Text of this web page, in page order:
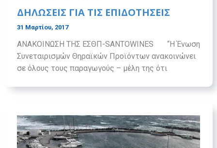
ΔΗΛΩΣΕΙΣ ΓΙΑ ΤΙΣ ΕΠΙΔΟΤΗΣΕΙΣ
31 Μαρτίου, 2017
ΑΝΑΚΟΙΝΩΣΗ ΤΗΣ ΕΣΘΠ-SANTOWINES “Η Ένωση
Συνεταιρισμών Θηραϊκών Προϊόντων ανακοινώνει
σε όλους τους παραγωγούς – μέλη της ότι